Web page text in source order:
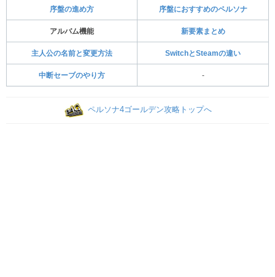
序盤の進め方 序盤におすすめのペルソナ
アルバム機能 新要素まとめ
主人公の名前と変更方法 SwitchとSteamの違い
中断セーブのやり方 -
ペルソナ4ゴールデン攻略トップへ